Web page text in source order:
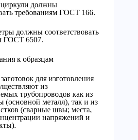
должны
требованиям ГОСТ 166.
должны соответствовать
ГОСТ 6507.
к образцам
для изготовления
из
трубопроводов как из
(основной металл), так и из
(сварные швы; места,
напряжений и